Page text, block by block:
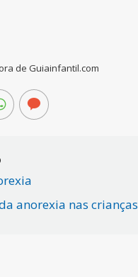
de Guiainfantil.com
anorexia nas crianças